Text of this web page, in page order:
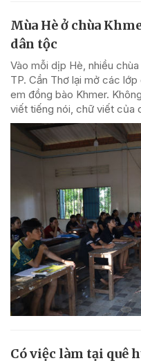
Mùa Hè ở chùa
dân tộc
Vào mỗi dịp Hè, nhiều
TP. Cần Thơ lại mở các
em đồng bào Khmer.
viết tiếng nói, chữ viết của
Có việc làm tại quê